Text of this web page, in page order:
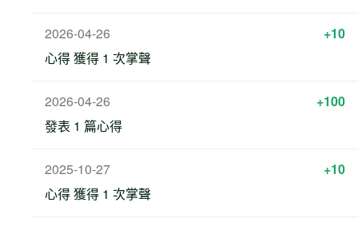
2026-04-26
+10
心得 獲得 1 次掌聲
2026-04-26
+100
發表 1 篇心得
2025-10-27
+10
心得 獲得 1 次掌聲